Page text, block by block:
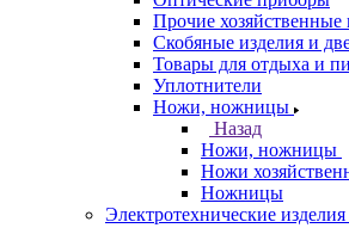
Прочие
Скобяные изделия и
Товары для отдыха и
Уплотнители
Ножи, ножницы
Назад
Ножи, ножницы
Ножи
Ножницы
Электротехнические изделия